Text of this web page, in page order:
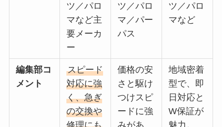
ツ／パロ
マなど主
要メーカ
ー
ツ／パロ
マ／パー
パス
ツ／パロ
マなど
編集部コ
メント
スピード
対応に強
く、急ぎ
の交換や
修理にも
価格の安
さと駆け
つけスピ
ードに強
みがあ
地域密着
型で、即
日対応と
W保証が
魅力。